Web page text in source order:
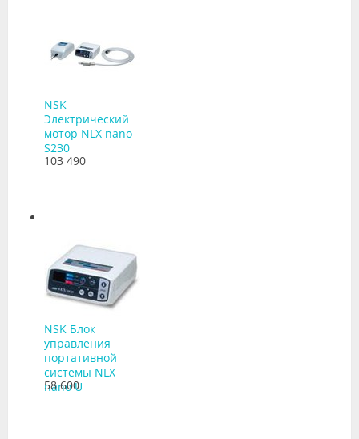
NSK
Электрический
мотор NLX nano
S230
103 490
NSK Блок
управления
портативной
системы NLX
nano U
58 600